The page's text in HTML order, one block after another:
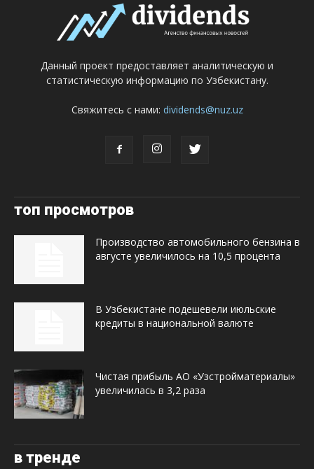
Данный проект предоставляет аналитическую и
статистическую информацию по Узбекистану.
Свяжитесь с нами: dividends@nuz.uz
топ просмотров
Производство автомобильного бензина в
августе увеличилось на 10,5 процента
В Узбекистане подешевели июльские
кредиты в национальной валюте
Чистая прибыль АО «Узстройматериалы»
увеличилась в 3,2 раза
в тренде